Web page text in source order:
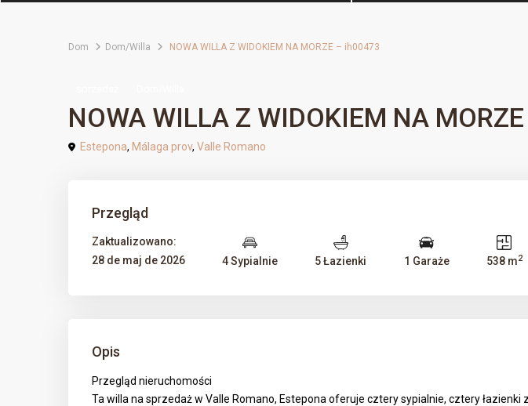
Dom Dom/Willa NOWA WILLA Z WIDOKIEM NA MORZE – ih00473
NOWA WILLA Z WIDOKIEM NA
Estepona, Málaga prov, Valle Romano
Przegląd
Zaktualizowano:
28 de maj de 2026
4 Sypialnie 5 Łazienki 1 Garaże 538 m2
Opis
Przegląd nieruchomości
Ta willa na sprzedaż w Valle Romano, Estepona oferuje cztery sypialnie, cztery łazienki